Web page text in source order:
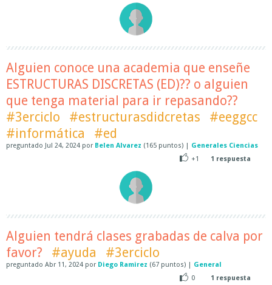
Alguien conoce una academia que enseñe
ESTRUCTURAS DISCRETAS (ED)?? o alguien
que tenga material para ir repasando??
#3erciclo
#estructurasdidcretas
#eeggcc
#informática
#ed
preguntado Jul 24, 2024 por Belen Alvarez (165 puntos) | Generales Ciencias
+1
1 respuesta
Alguien tendrá clases grabadas de calva por
favor?
#ayuda #3erciclo
preguntado Abr 11, 2024 por Diego Ramirez (67 puntos) | General
0
1 respuesta